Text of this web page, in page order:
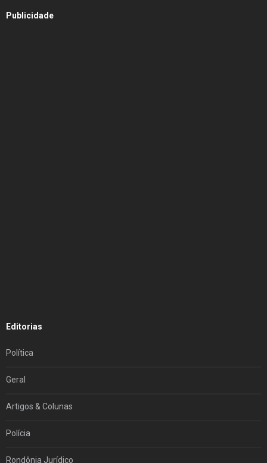
Publicidade
Editorias
Política
Geral
Artigos & Colunas
Polícia
Rondônia Jurídico